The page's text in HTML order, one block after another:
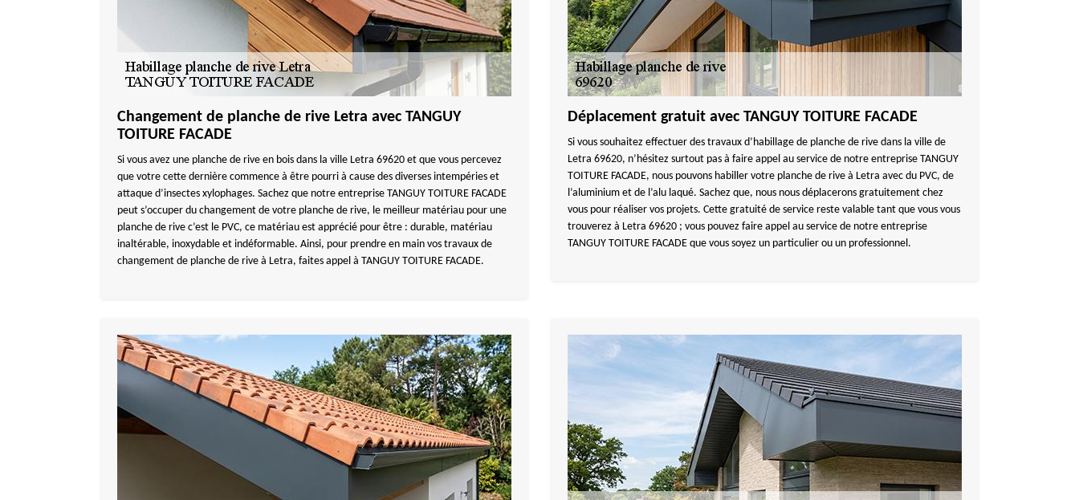
Changement de planche de rive Letra avec TANGUY
TOITURE FACADE
Si vous avez une planche de rive en bois dans la ville Letra 69620 et que vous percevez
que votre cette dernière commence à être pourri à cause des diverses intempéries et
attaque d’insectes xylophages. Sachez que notre entreprise TANGUY TOITURE FACADE
peut s’occuper du changement de votre planche de rive, le meilleur matériau pour une
planche de rive c’est le PVC, ce matériau est apprécié pour être : durable, matériau
inaltérable, inoxydable et indéformable. Ainsi, pour prendre en main vos travaux de
changement de planche de rive à Letra, faites appel à TANGUY TOITURE FACADE.
Déplacement gratuit avec TANGUY TOITURE FACADE
Si vous souhaitez effectuer des travaux d’habillage de planche de rive dans la ville de
Letra 69620, n’hésitez surtout pas à faire appel au service de notre entreprise TANGUY
TOITURE FACADE, nous pouvons habiller votre planche de rive à Letra avec du PVC, de
l’aluminium et de l’alu laqué. Sachez que, nous nous déplacerons gratuitement chez
vous pour réaliser vos projets. Cette gratuité de service reste valable tant que vous vous
trouverez à Letra 69620 ; vous pouvez faire appel au service de notre entreprise
TANGUY TOITURE FACADE que vous soyez un particulier ou un professionnel.